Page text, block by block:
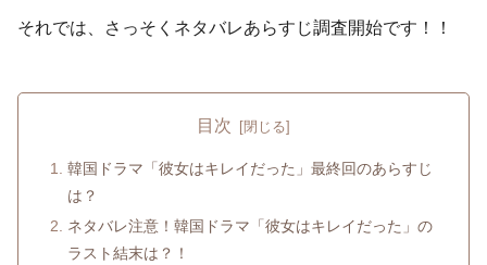
それでは、さっそくネタバレあらすじ調査開始です！！
目次
韓国ドラマ「彼女はキレイだった」最終回のあらすじ
は？
ネタバレ注意！韓国ドラマ「彼女はキレイだった」の
ラスト結末は？！